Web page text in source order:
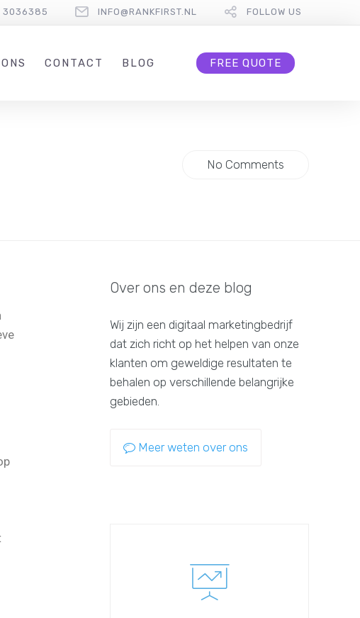
3036385 INFO@RANKFIRST.NL FOLLOW US
CONTACT BLOG FREE QUOTE
No Comments
Over ons en deze blog
Wij zijn een digitaal marketingbedrijf
dat zich richt op het helpen van onze
klanten om geweldige resultaten te
behalen op verschillende belangrijke
gebieden.
Meer weten over ons